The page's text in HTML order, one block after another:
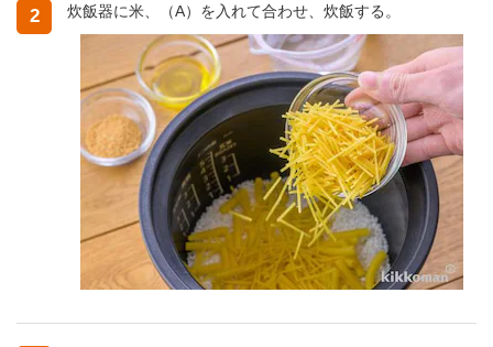
2 炊飯器に米、（A）を入れて合わせ、炊飯する。